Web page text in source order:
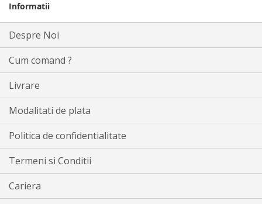
Informatii
Despre Noi
Cum comand ?
Livrare
Modalitati de plata
Politica de confidentialitate
Termeni si Conditii
Cariera